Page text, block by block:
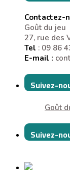
Contactez-
Goût du jeu
27, rue des
Tel : 09 86
E-mail :
Suivez-
Goût
Suivez-